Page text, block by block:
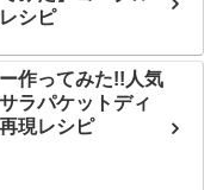
シピ
作ってみた!!人気
ラパケットディ
現レシピ